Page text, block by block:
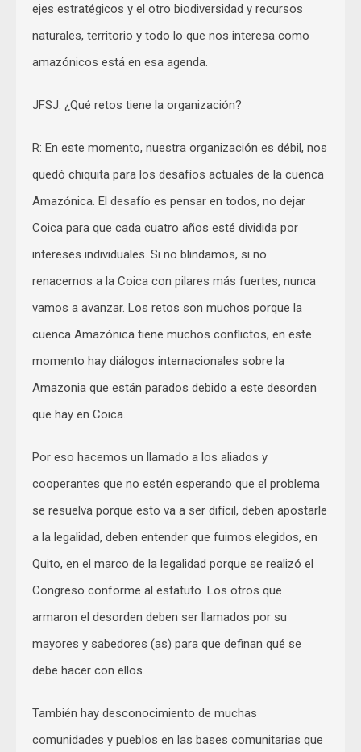
ejes estratégicos y el otro biodiversidad y recursos
naturales, territorio y todo lo que nos interesa como
amazónicos está en esa agenda.
JFSJ: ¿Qué retos tiene la organización?
R: En este momento, nuestra organización es débil, nos
quedó chiquita para los desafíos actuales de la cuenca
Amazónica. El desafío es pensar en todos, no dejar
Coica para que cada cuatro años esté dividida por
intereses individuales. Si no blindamos, si no
renacemos a la Coica con pilares más fuertes, nunca
vamos a avanzar. Los retos son muchos porque la
cuenca Amazónica tiene muchos conflictos, en este
momento hay diálogos internacionales sobre la
Amazonia que están parados debido a este desorden
que hay en Coica.
Por eso hacemos un llamado a los aliados y
cooperantes que no estén esperando que el problema
se resuelva porque esto va a ser difícil, deben apostarle
a la legalidad, deben entender que fuimos elegidos, en
Quito, en el marco de la legalidad porque se realizó el
Congreso conforme al estatuto. Los otros que
armaron el desorden deben ser llamados por su
mayores y sabedores (as) para que definan qué se
debe hacer con ellos.
También hay desconocimiento de muchas
comunidades y pueblos en las bases comunitarias que